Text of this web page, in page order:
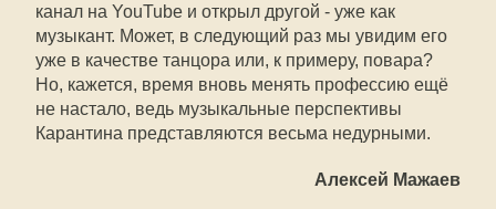
канал на YouTube и открыл другой - уже как
музыкант. Может, в следующий раз мы увидим его
уже в качестве танцора или, к примеру, повара?
Но, кажется, время вновь менять профессию ещё
не настало, ведь музыкальные перспективы
Карантина представляются весьма недурными.
Алексей Мажаев